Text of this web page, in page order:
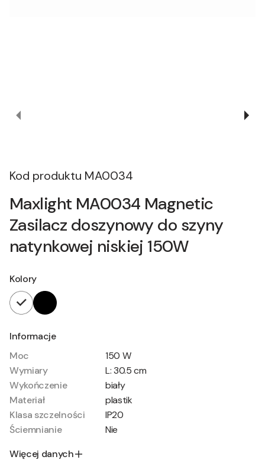
Kod produktu MA0034
Maxlight MA0034 Magnetic
Zasilacz doszynowy do szyny
natynkowej niskiej 150W
Kolory
Informacje
Moc
150 W
Wymiary
L: 30.5 cm
Wykończenie
biały
Materiał
plastik
Klasa szczelności
IP20
Ściemnianie
Nie
Więcej danych